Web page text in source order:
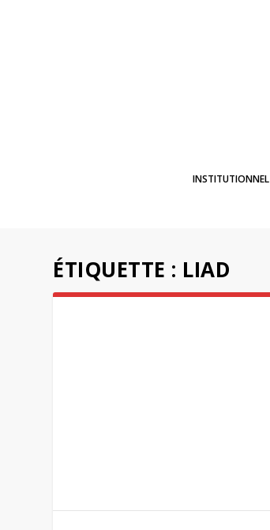
INSTITUTIONNEL
ÉTIQUETTE : LIAD